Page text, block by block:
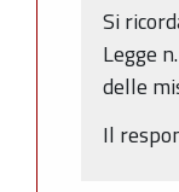
Si
Legge
delle
Il